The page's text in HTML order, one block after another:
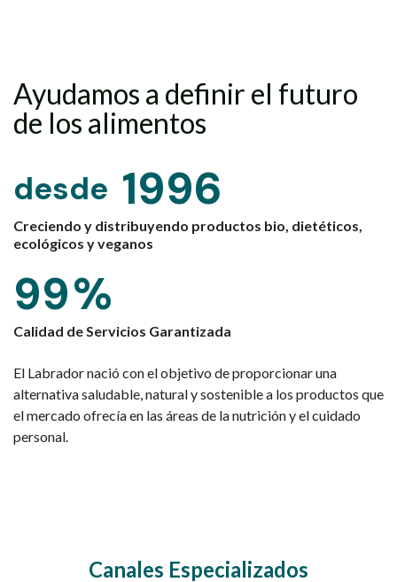
Ayudamos a definir el futuro
de los alimentos
desde 1996
Creciendo y distribuyendo productos bio, dietéticos,
ecológicos y veganos
99%
Calidad de Servicios Garantizada
El Labrador nació con el objetivo de proporcionar una
alternativa saludable, natural y sostenible a los productos que
el mercado ofrecía en las áreas de la nutrición y el cuidado
personal.
Canales Especializados